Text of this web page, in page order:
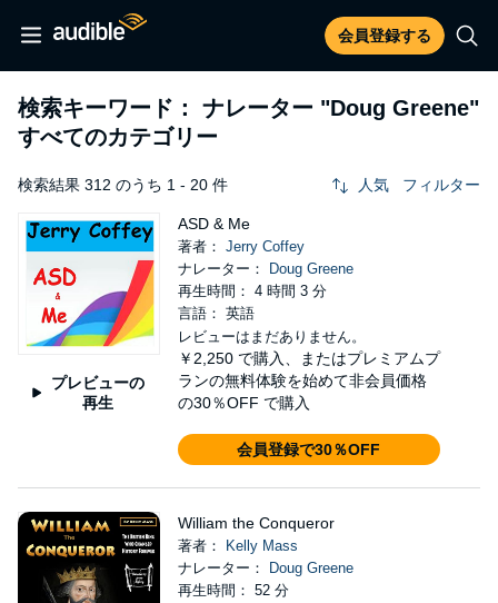
会員登録する
検索キーワード： ナレーター "Doug Greene"
すべてのカテゴリー
検索結果 312 のうち 1 - 20 件 人気 フィルター
プレビューの
再生
ASD & Me
著者： Jerry Coffey
ナレーター：
Doug Greene
再生時間： 4 時間 3 分
言語： 英語
レビューはまだありません。
￥2,250 で購入、またはプレミアムプ
ランの無料体験を始めて非会員価格
の30％OFF で購入
会員登録で30％OFF
William the Conqueror
著者：
Kelly Mass
ナレーター：
Doug Greene
再生時間： 52 分